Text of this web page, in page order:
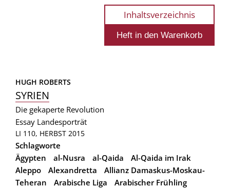
Inhaltsverzeichnis
HUGH ROBERTS
SYRIEN
Die gekaperte Revolution
Essay Landesporträt
LI 110, HERBST 2015
Schlagworte
Ägypten
al-Nusra al-Qaida
Al-Qaida im Irak
Aleppo
Alexandretta
Allianz Damaskus-Moskau-
Teheran
Arabische Liga
Arabischer Frühling